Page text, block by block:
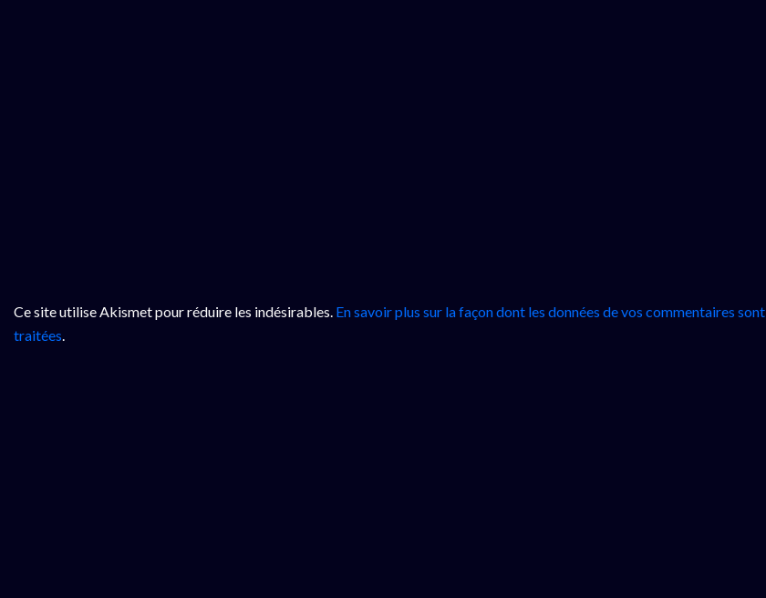
Ce site utilise Akismet pour réduire les indésirables. En savoir plus sur la façon dont les données de vos commentaires sont
traitées.